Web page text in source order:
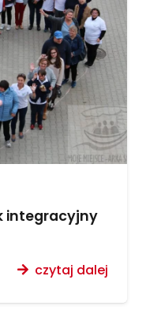
integracyjny
czytaj dalej